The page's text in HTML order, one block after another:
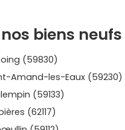
services à pied,
la location
3 500 à 4 400 €/m²
et axes A23
Les programmes
biens
(59830)
Amand-les-Eaux (59230)
(59133)
(62117)